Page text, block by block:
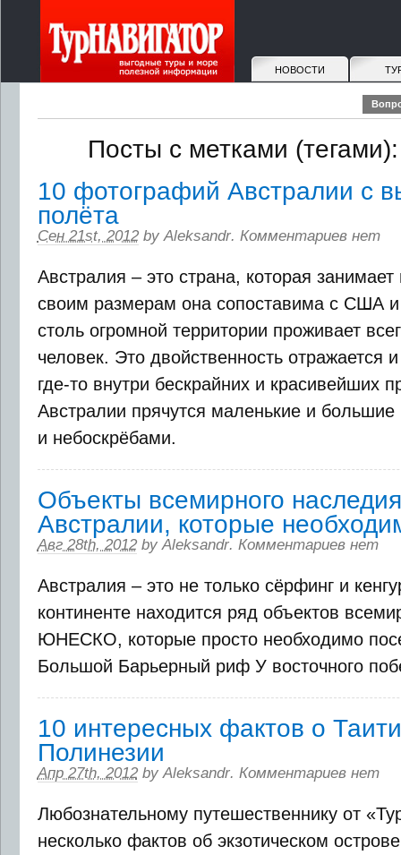
НОВОСТИ
Посты с метками (тегами):
10 фотографий Австралии с
полёта
Сен 21st, 2012 byAleksandr. Комментариев нет
Австралия – это страна, которая
своим размерам она сопоставима с США
столь огромной территории проживает
человек. Это двойственность отражается
где-то внутри бескрайних и красивейших
Австралии прячутся маленькие и большие
и небоскрёбами.
Объекты всемирного
Австралии, которые
Авг 28th, 2012 byAleksandr. Комментариев нет
Австралия – это не только сёрфинг и
континенте находится ряд объектов
ЮНЕСКО, которые просто необходимо
Большой Барьерный риф У восточного
10 интересных фактов о
Полинезии
Апр 27th, 2012 byAleksandr. Комментариев нет
Любознательному путешественнику от
несколько фактов об экзотическом